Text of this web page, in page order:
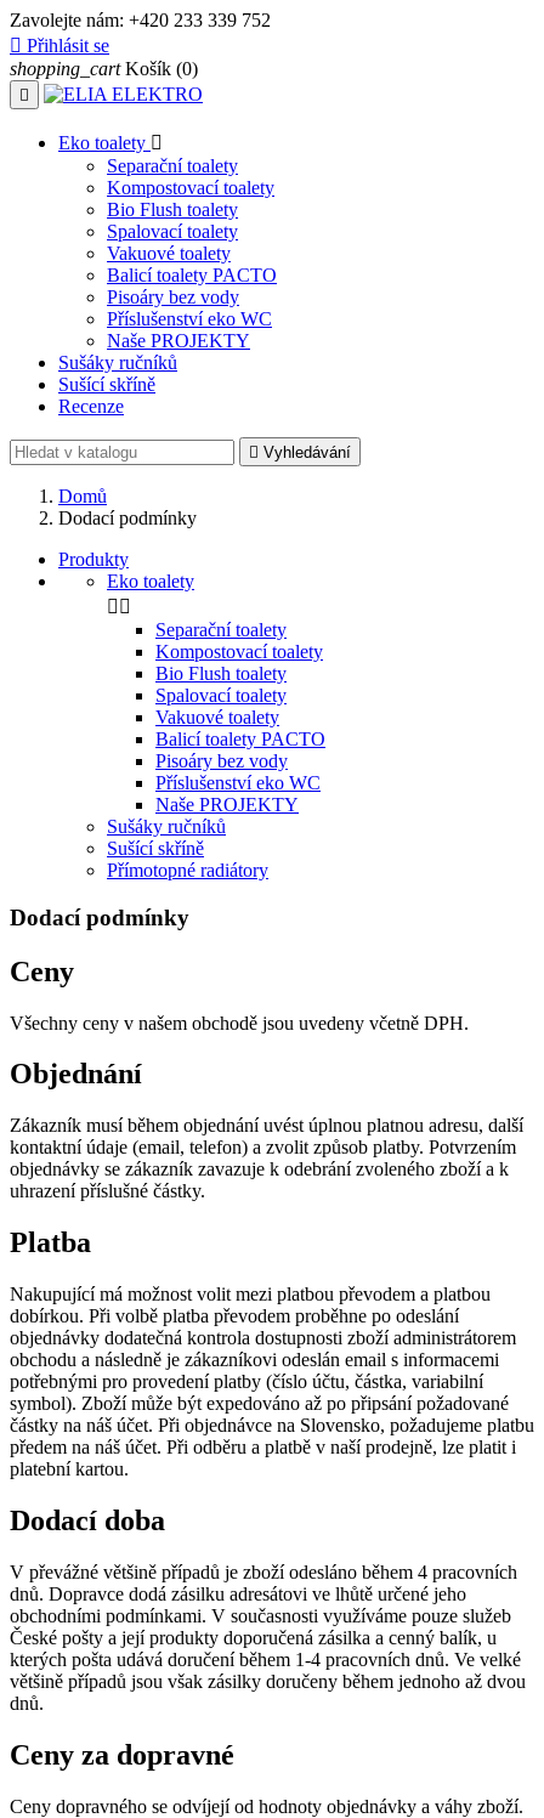
Zavolejte nám: +420 233 339 752
 Přihlásit se
shopping_cart Košík (0)

Eko toalety 
Separační toalety
Kompostovací toalety
Bio Flush toalety
Spalovací toalety
Vakuové toalety
Balicí toalety PACTO
Pisoáry bez vody
Příslušenství eko WC
Naše PROJEKTY
Sušáky ručníků
Sušící skříně
Recenze
 Vyhledávání
Domů
Dodací podmínky
Produkty
Eko toalety
 
Separační toalety
Kompostovací toalety
Bio Flush toalety
Spalovací toalety
Vakuové toalety
Balicí toalety PACTO
Pisoáry bez vody
Příslušenství eko WC
Naše PROJEKTY
Sušáky ručníků
Sušící skříně
Přímotopné radiátory
Dodací podmínky
Ceny
Všechny ceny v našem obchodě jsou uvedeny včetně DPH.
Objednání
Zákazník musí během objednání uvést úplnou platnou adresu, další
kontaktní údaje (email, telefon) a zvolit způsob platby. Potvrzením
objednávky se zákazník zavazuje k odebrání zvoleného zboží a k
uhrazení příslušné částky.
Platba
Nakupující má možnost volit mezi platbou převodem a platbou
dobírkou. Při volbě platba převodem proběhne po odeslání
objednávky dodatečná kontrola dostupnosti zboží administrátorem
obchodu a následně je zákazníkovi odeslán email s informacemi
potřebnými pro provedení platby (číslo účtu, částka, variabilní
symbol). Zboží může být expedováno až po připsání požadované
částky na náš účet. Při objednávce na Slovensko, požadujeme platbu
předem na náš účet. Při odběru a platbě v naší prodejně, lze platit i
platební kartou.
Dodací doba
V převážné většině případů je zboží odesláno během 4 pracovních
dnů. Dopravce dodá zásilku adresátovi ve lhůtě určené jeho
obchodními podmínkami. V současnosti využíváme pouze služeb
České pošty a její produkty doporučená zásilka a cenný balík, u
kterých pošta udává doručení během 1-4 pracovních dnů. Ve velké
většině případů jsou však zásilky doručeny během jednoho až dvou
dnů.
Ceny za dopravné
Ceny dopravného se odvíjejí od hodnoty objednávky a váhy zboží.